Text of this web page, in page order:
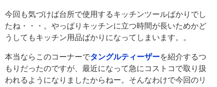
今回も気づけば台所で使用するキッチンツールばかりでし
たね・・・。やっぱりキッチンに立つ時間が長いためかど
うしてもキッチン用品ばかりになってしまいます。。
本当ならこのコーナーでタングルティーザーを紹介するつ
もりだったのですが、最近になって急にコストコで取り扱
われるようになりましたからねー。そんなわけで今回のリ